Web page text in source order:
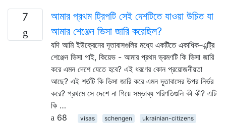
7
আমার প্রথম ট্রিপটি সেই দেশটিতে যাওয়া উচিত যা
আমার শেঞ্জেন ভিসা জারি করেছিল?
যদি আমি ইউক্রেনের দূতাবাসগুলির মধ্যে একটিতে একাধিক-এন্ট্রি
শেঞ্জেন ভিসা পাই, কিয়েভ - আমার প্রথম ভ্রমণটি কি ভিসা জারি
করে এমন দেশে যেতে হবে? এই ধরণের কোন প্রয়োজনীয়তা
আছে? এই শর্তটি কি ভিসা জারি করে এমন দূতাবাসের উপর নির্ভর
করে? প্রথমে সে দেশে না গিয়ে সম্ভাব্য পরিণতিগুলি কী কী? এটি
কি …
68
visas schengen ukrainian-citizens